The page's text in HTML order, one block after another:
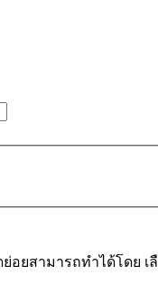
ยสามารถทำได้โดย